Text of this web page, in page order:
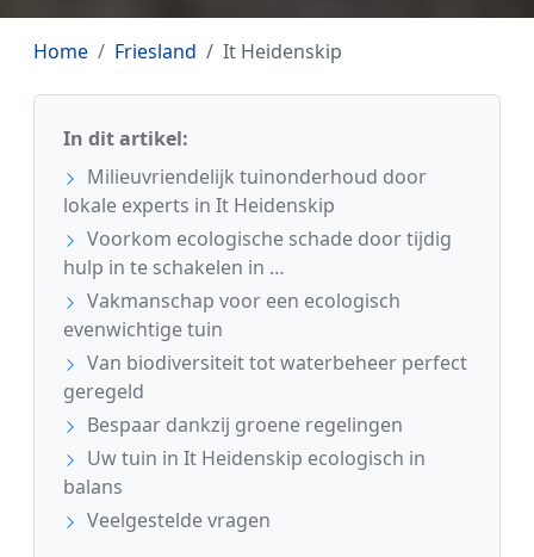
Home Friesland It Heidenskip
In dit artikel:
Milieuvriendelijk tuinonderhoud door
lokale experts in It Heidenskip
Voorkom ecologische schade door tijdig
hulp in te schakelen in …
Vakmanschap voor een ecologisch
evenwichtige tuin
Van biodiversiteit tot waterbeheer perfect
geregeld
Bespaar dankzij groene regelingen
Uw tuin in It Heidenskip ecologisch in
balans
Veelgestelde vragen